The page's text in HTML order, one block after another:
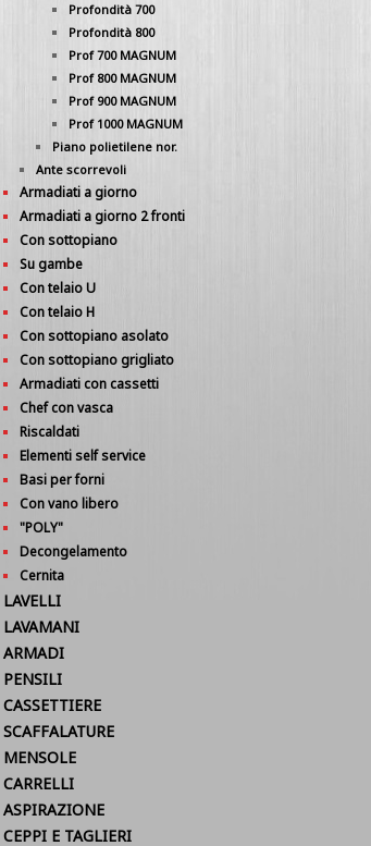
Profondità 700
Profondità 800
Prof 700 MAGNUM
Prof 800 MAGNUM
Prof 900 MAGNUM
Prof 1000 MAGNUM
Piano polietilene nor.
Ante scorrevoli
Armadiati a giorno
Armadiati a giorno 2 fronti
Con sottopiano
Su gambe
Con telaio U
Con telaio H
Con sottopiano asolato
Con sottopiano grigliato
Armadiati con cassetti
Chef con vasca
Riscaldati
Elementi self service
Basi per forni
Con vano libero
"POLY"
Decongelamento
Cernita
LAVELLI
LAVAMANI
ARMADI
PENSILI
CASSETTIERE
SCAFFALATURE
MENSOLE
CARRELLI
ASPIRAZIONE
CEPPI E TAGLIERI